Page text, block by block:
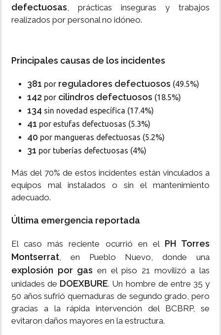
defectuosas, prácticas inseguras y trabajos
realizados por personal no idóneo.
Principales causas de los incidentes
381 por reguladores defectuosos (49.5%)
142 por cilindros defectuosos (18.5%)
134 sin novedad específica (17.4%)
41 por estufas defectuosas (5.3%)
40 por mangueras defectuosas (5.2%)
31 por tuberías defectuosas (4%)
Más del 70% de estos incidentes están vinculados a
equipos mal instalados o sin el mantenimiento
adecuado.
Última emergencia reportada
El caso más reciente ocurrió en el PH Torres
Montserrat, en Pueblo Nuevo, donde una
explosión por gas en el piso 21 movilizó a las
unidades de DOEXBURE. Un hombre de entre 35 y
50 años sufrió quemaduras de segundo grado, pero
gracias a la rápida intervención del BCBRP, se
evitaron daños mayores en la estructura.